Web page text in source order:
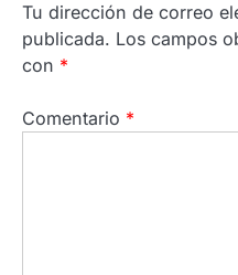
Tu dirección de correo
publicada. Los campos
con *
Comentario *